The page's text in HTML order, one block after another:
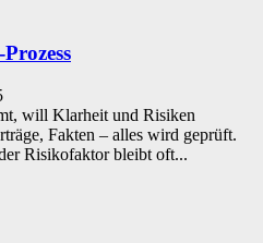
will Klarheit und Risiken
Fakten – alles wird geprüft.
Risikofaktor bleibt oft...